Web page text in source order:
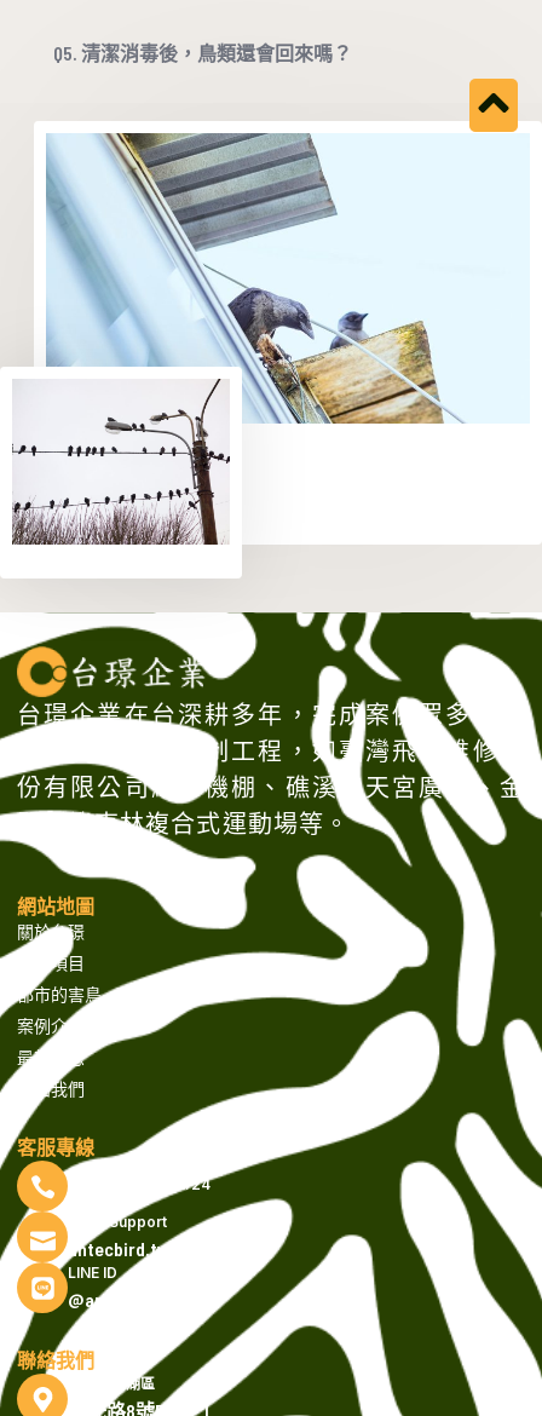
Q5. 清潔消毒後，鳥類還會回來嗎？
台璟企業在台深耕多年，完成案例眾多，大
型建物的鳥害防制工程，如臺灣飛機維修股
份有限公司維修機棚、礁溪協天宮廣場、金
門烈嶼東林複合式運動場等。
網站地圖
關於台璟
服務項目
都市的害鳥
案例介紹
最新消息
聯絡我們
客服專線
(02) 87925066 #24
Email Support
antecbird.tw@gmail.com
LINE ID
@antecbird.tw
聯絡我們
台北市內湖區
瑞光路8號5樓之1